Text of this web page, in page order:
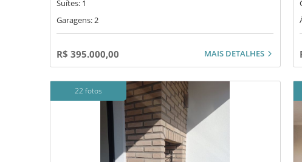
Suítes: 1
Garagens: 2
R$ 395.000,00 MAIS DETALHES
22 fotos